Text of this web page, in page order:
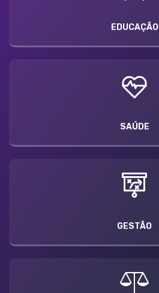
EDUCAÇÃO
SAÚDE
GESTÃO